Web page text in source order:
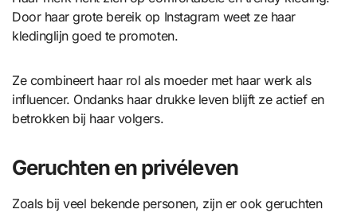
Door haar grote bereik op Instagram weet ze haar
kledinglijn goed te promoten.
Ze combineert haar rol als moeder met haar werk als
influencer. Ondanks haar drukke leven blijft ze actief en
betrokken bij haar volgers.
Geruchten en privéleven
Zoals bij veel bekende personen, zijn er ook geruchten